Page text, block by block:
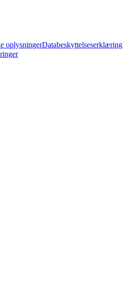
oplysningerDatabeskyttelseserklæring